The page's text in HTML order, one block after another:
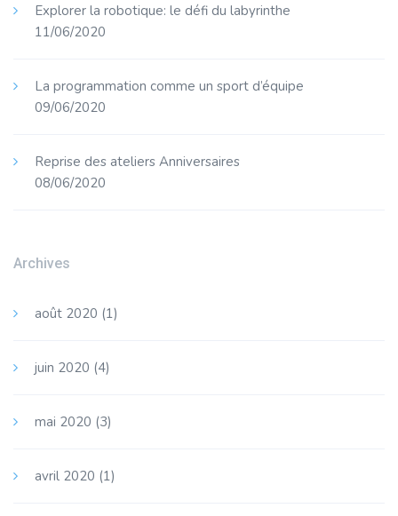
Explorer la robotique: le défi du labyrinthe
11/06/2020
La programmation comme un sport d’équipe
09/06/2020
Reprise des ateliers Anniversaires
08/06/2020
Archives
août 2020 (1)
juin 2020 (4)
mai 2020 (3)
avril 2020 (1)